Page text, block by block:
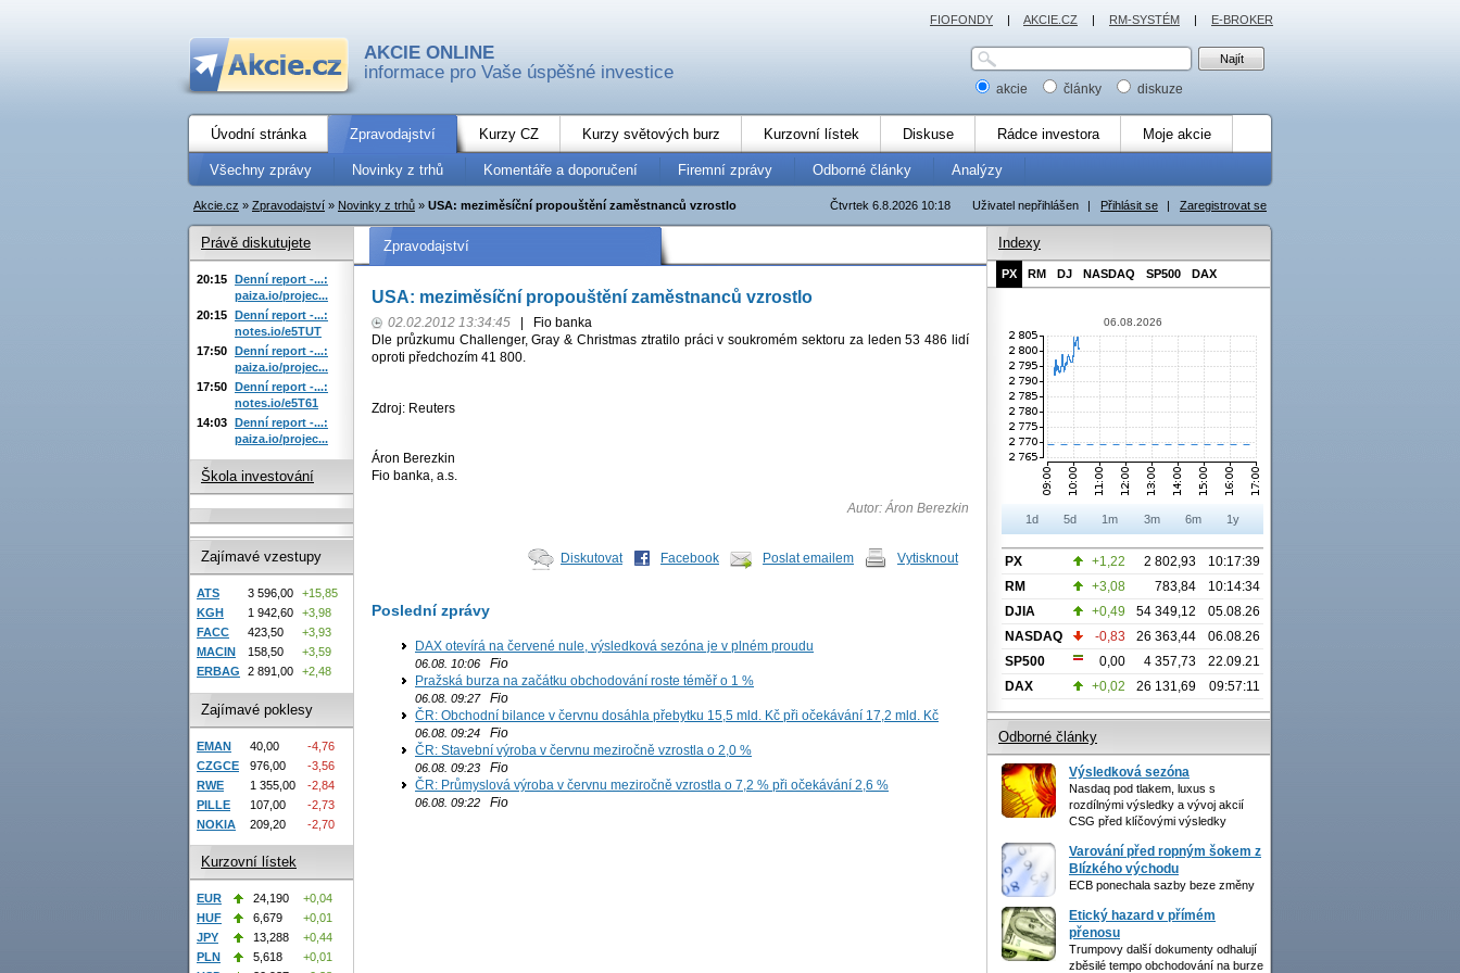
AKCIE ONLINE
informace pro Vaše úspěšné investice
akcie články diskuze
Úvodní stránka Zpravodajství Kurzy CZ Kurzy světových burz Kurzovní lístek Diskuse Rádce investora Moje akcie
Všechny zprávy Novinky z trhů Komentáře a doporučení Firemní zprávy Odborné články Analýzy
Uživatel nepřihlášen | Přihlásit se | Zaregistrovat se
Čtvrtek 6.8.2026 10:18
Akcie.cz » Zpravodajství » Novinky z trhů » USA: meziměsíční propouštění zaměstnanců vzrostlo
Zpravodajství
USA: meziměsíční propouštění zaměstnanců vzrostlo
02.02.2012 13:34:45
Fio banka
Dle průzkumu Challenger, Gray & Christmas ztratilo práci v soukromém sektoru za leden 53 486 lidí
oproti předchozím 41 800.
Zdroj: Reuters
Áron Berezkin
Fio banka, a.s.
Autor: Áron Berezkin
Diskutovat Facebook Poslat emailem Vytisknout
Poslední zprávy
DAX otevírá na červené nule, výsledková sezóna je v plném proudu
06.08. 10:06 Fio
Pražská burza na začátku obchodování roste téměř o 1 %
06.08. 09:27Fio
ČR: Obchodní bilance v červnu dosáhla přebytku 15,5 mld. Kč při očekávání 17,2 mld. Kč
06.08. 09:24 Fio
ČR: Stavební výroba v červnu meziročně vzrostla o 2,0 %
06.08. 09:23 Fio
ČR: Průmyslová výroba v červnu meziročně vzrostla o 7,2 % při očekávání 2,6 %
06.08. 09:22 Fio
Právě diskutujete
20:15 Denní report -...:
paiza.io/projec...
20:15 Denní report -...:
notes.io/e5TUT
17:50 Denní report -...:
paiza.io/projec...
17:50 Denní report -...:
notes.io/e5T61
14:03 Denní report -...:
paiza.io/projec...
Škola investování
Zajímavé vzestupy
ATS 3 596,00
+15,85
KGH
1 942,60
+3,98
FACC
423,50
+3,93
MACIN
158,50
+3,59
ERBAG
2 891,00 +2,48
Zajímavé poklesy
EMAN 40,00
-4,76
CZGCE
976,00
-3,56
RWE
1 355,00
-2,84
PILLE
107,00
-2,73
NOKIA
209,20 -2,70
Kurzovní lístek
EUR 24,190
+0,04
HUF
6,679
+0,01
JPY
13,288
+0,44
PLN
5,618
+0,01
Indexy
PX RM DJ NASDAQ SP500 DAX
06.08.2026
1d 5d 1m 3m 6m 1y
PX +1,22 2 802,93
10:17:39
RM
+3,08 783,84
10:14:34
DJIA
+0,49 54 349,12
05.08.26
NASDAQ
-0,83 26 363,44
06.08.26
SP500
0,00 4 357,73
22.09.21
DAX
+0,02 26 131,69 09:57:11
Odborné články
Výsledková sezóna
Nasdaq pod tlakem, luxus s
rozdílnými výsledky a vývoj akcií
CSG před klíčovými výsledky
Varování před ropným šokem z
Blízkého východu
ECB ponechala sazby beze změny
Etický hazard v přímém
přenosu
Trumpovy další dokumenty odhalují
zběsilé tempo obchodování na burze
FIOFONDY | AKCIE.CZ | RM-SYSTÉM | E-BROKER